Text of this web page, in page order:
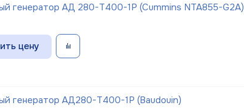
генератор АД 280-Т400-1Р (Cummins NTA855-G2A)
цену
генератор АД280-Т400-1Р (Baudouin)